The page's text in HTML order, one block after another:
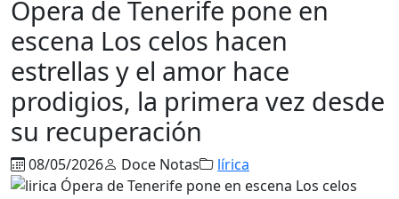
Ópera de Tenerife pone en
escena Los celos hacen
estrellas y el amor hace
prodigios, la primera vez desde
su recuperación
08/05/2026 Doce Notas lírica